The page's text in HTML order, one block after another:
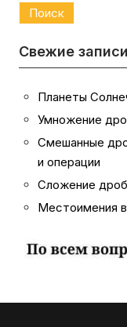
Свежие записи
Планеты
Умножение
Смешанные
и операции
Сложение
Местоимения